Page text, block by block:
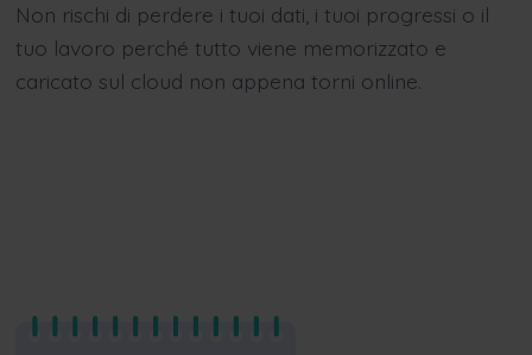
Non rischi di perdere i tuoi dati, i tuoi progressi o il
tuo lavoro perché tutto viene memorizzato e
caricato sul cloud non appena torni online.